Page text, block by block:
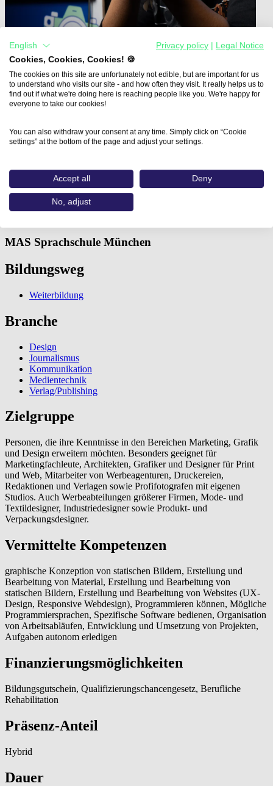
Home
Aus- und Weiterbildungen
Professionelles CMS-
Customizing mit WordPress
MAS Sprachschule München
Bildungsweg
Weiterbildung
Branche
Design
Journalismus
Kommunikation
Medientechnik
Verlag/Publishing
Zielgruppe
Personen, die ihre Kenntnisse in den Bereichen Marketing, Grafik
und Design erweitern möchten. Besonders geeignet für
Marketingfachleute, Architekten, Grafiker und Designer für Print
und Web, Mitarbeiter von Werbeagenturen, Druckereien,
Redaktionen und Verlagen sowie Profifotografen mit eigenen
Studios. Auch Werbeabteilungen größerer Firmen, Mode- und
Textildesigner, Industriedesigner sowie Produkt- und
Verpackungsdesigner.
Vermittelte Kompetenzen
graphische Konzeption von statischen Bildern, Erstellung und
Bearbeitung von Material, Erstellung und Bearbeitung von
statischen Bildern, Erstellung und Bearbeitung von Websites (UX-
Design, Responsive Webdesign), Programmieren können, Mögliche
Programmiersprachen, Spezifische Software bedienen, Organisation
von Arbeitsabläufen, Entwicklung und Umsetzung von Projekten,
Aufgaben autonom erledigen
Finanzierungsmöglichkeiten
Bildungsgutschein, Qualifizierungschancengesetz, Berufliche
Rehabilitation
Präsenz-Anteil
Hybrid
Dauer
English Privacy policy
Legal Notice
Cookies, Cookies, Cookies! 🍪
The cookies on this site are unfortunately not edible, but are important for us
to understand who visits our site - and how often they visit. It really helps us to
find out if what we're doing here is reaching people like you. We're happy for
everyone to take our cookies!
You can also withdraw your consent at any time. Simply click on “Cookie
settings” at the bottom of the page and adjust your settings.
Accept all Deny
No, adjust